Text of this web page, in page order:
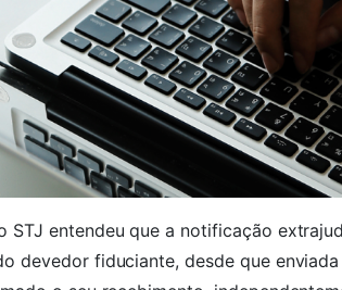
STJ entendeu que a notificação
devedor fiduciante, desde que